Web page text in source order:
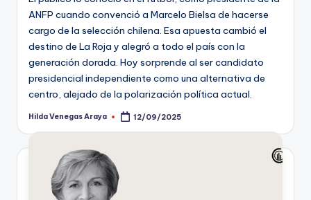
ANFP cuando convenció a Marcelo Bielsa de hacerse
cargo de la selección chilena. Esa apuesta cambió el
destino de La Roja y alegró a todo el país con la
generación dorada. Hoy sorprende al ser candidato
presidencial independiente como una alternativa de
centro, alejado de la polarización política actual.
Publicado
Hilda Venegas Araya 12/09/2025